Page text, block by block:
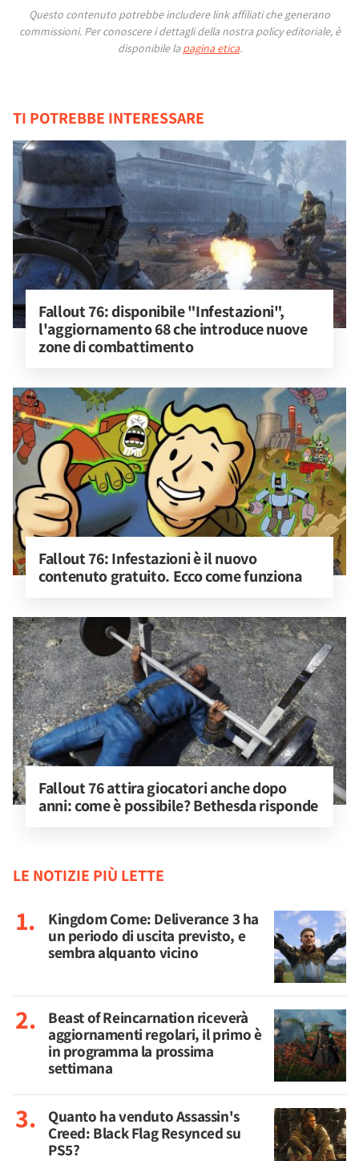
Questo contenuto potrebbe includere link affiliati che generano
commissioni. Per conoscere i dettagli della nostra policy editoriale, è
disponibile la pagina etica.
TI POTREBBE INTERESSARE
Fallout 76: disponibile "Infestazioni",
l'aggiornamento 68 che introduce nuove
zone di combattimento
Fallout 76: Infestazioni è il nuovo
contenuto gratuito. Ecco come funziona
Fallout 76 attira giocatori anche dopo
anni: come è possibile? Bethesda risponde
LE NOTIZIE PIÙ LETTE
Kingdom Come: Deliverance 3 ha
un periodo di uscita previsto, e
sembra alquanto vicino
Beast of Reincarnation riceverà
aggiornamenti regolari, il primo è
in programma la prossima
settimana
Quanto ha venduto Assassin's
Creed: Black Flag Resynced su
PS5?